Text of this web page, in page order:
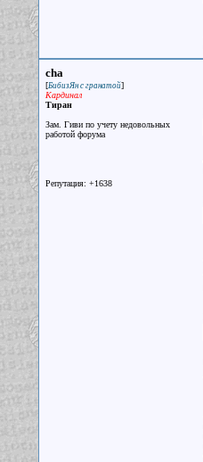
cha
[БибизЯн с гранатой]
Кардинал
Тиран
Зам. Гиви по учету недовольных
работой форума
Репутация: +1638